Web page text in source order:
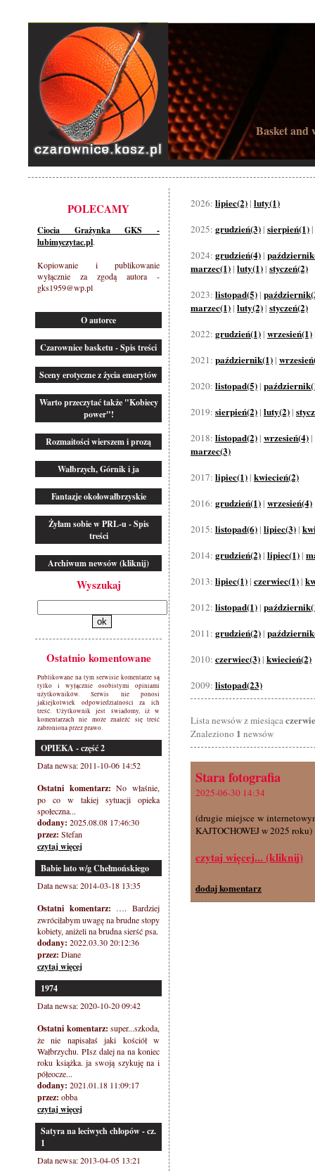
Basket and
POLECAMY
Ciocia Grażynka GKS -
lubimyczytac.pl.
Kopiowanie i publikowanie
wyłącznie za zgodą autora -
gks1959@wp.pl
O autorce
Czarownice basketu - Spis treści
Sceny erotyczne z życia emerytów
Warto przeczytać także "Kobiecy
power"!
Rozmaitości wierszem i prozą
Wałbrzych, Górnik i ja
Fantazje okołowałbrzyskie
Żyłam sobie w PRL-u - Spis
treści
Archiwum newsów (kliknij)
Wyszukaj
Ostatnio komentowane
Publikowane na tym serwisie komentarze są
tylko i wyłącznie osobistymi opiniami
użytkowników. Serwis nie ponosi
jakiejkolwiek odpowiedzialności za ich
treść. Użytkownik jest świadomy, iż w
komentarzach nie może znaleźć się treść
zabroniona przez prawo.
OPIEKA - część 2
Data newsa: 2011-10-06 14:52
Ostatni komentarz: No właśnie,
po co w takiej sytuacji opieka
społeczna...
dodany: 2025.08.08 17:46:30
przez: Stefan
czytaj więcej
Babie lato w/g Chełmońskiego
Data newsa: 2014-03-18 13:35
Ostatni komentarz: …. Bardziej
zwróciłabym uwagę na brudne stopy
kobiety, aniżeli na brudna sierść psa.
dodany: 2022.03.30 20:12:36
przez: Diane
czytaj więcej
1974
Data newsa: 2020-10-20 09:42
Ostatni komentarz: super...szkoda,
że nie napisałaś jaki kościół w
Wałbrzychu. PIsz dalej na na koniec
roku książka. ja swoją szykuję na i
półeocze...
dodany: 2021.01.18 11:09:17
przez: obba
czytaj więcej
Satyra na leciwych chłopów - cz.
1
Data newsa: 2013-04-05 13:21
2026: lipiec(2) | luty(1)
2025: grudzień(3) | sierpień(1) |
2024: grudzień(4) |
marzec(1) | luty(1) | styczeń(2)
2023: listopad(5) |
marzec(1) | luty(2) | styczeń(2)
2022: grudzień(1) | wrzesień(1)
2021: październik(1) |
2020: listopad(5) |
2019: sierpień(2) | luty(2) |
2018: listopad(2) | wrzesień(4) |
marzec(3)
2017: lipiec(1) | kwiecień(2)
2016: grudzień(1) | wrzesień(4)
2015: listopad(6) | lipiec(3) |
2014: grudzień(2) | lipiec(1) |
2013: lipiec(1) | czerwiec(1) |
2012: listopad(1) |
2011: grudzień(2) |
2010: czerwiec(3) | kwiecień(2)
2009: listopad(23)
Lista newsów z miesiąca
Znaleziono 1 newsów
Stara fotografia
2025-06-30 14:34
(drugie miejsce w
KAJTOCHOWEJ w 2025 roku)
czytaj więcej... (kliknij)
dodaj komentarz